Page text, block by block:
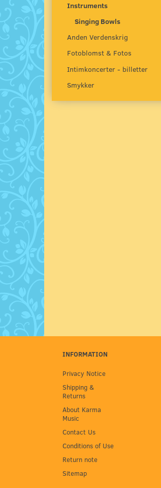
Instruments
Singing Bowls
Anden Verdenskrig
Fotoblomst & Fotos
Intimkoncerter - billetter
Smykker
INFORMATION
Privacy Notice
Shipping &
Returns
About Karma
Music
Contact Us
Conditions of Use
Return note
Sitemap